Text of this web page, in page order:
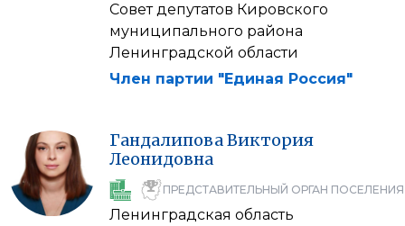
Совет депутатов Кировского
муниципального района
Ленинградской области
Член партии "Единая Россия"
ГандалиповаВиктория
Леонидовна
ПРЕДСТАВИТЕЛЬНЫЙ ОРГАН ПОСЕЛЕНИЯ
Ленинградская область